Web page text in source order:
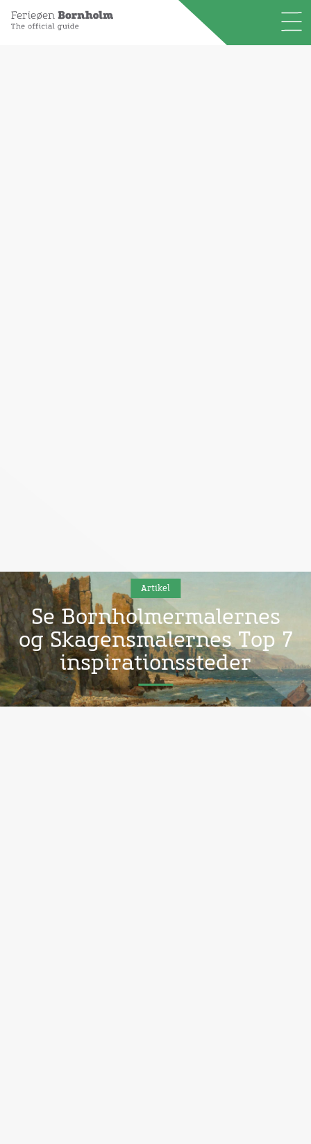
Artikel
Se Bornholmermalernes
og Skagensmalernes Top 7
inspirationssteder